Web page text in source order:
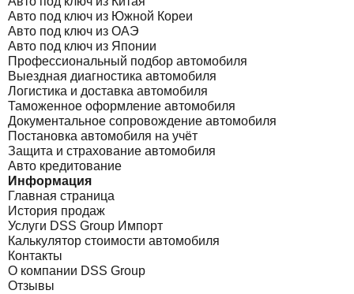
Авто под ключ из Южной Кореи
Авто под ключ из ОАЭ
Авто под ключ из Японии
Профессиональный подбор автомобиля
Выездная диагностика автомобиля
Логистика и доставка автомобиля
Таможенное оформление автомобиля
Документальное сопровождение автомобиля
Постановка автомобиля на учёт
Защита и страхование автомобиля
Авто кредитование
Информация
Главная страница
История продаж
Услуги DSS Group Импорт
Калькулятор стоимости автомобиля
Контакты
О компании DSS Group
Отзывы